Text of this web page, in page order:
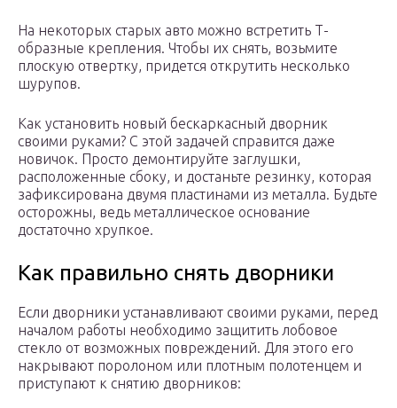
На некоторых старых авто можно встретить Т-
образные крепления. Чтобы их снять, возьмите
плоскую отвертку, придется открутить несколько
шурупов.
Как установить новый бескаркасный дворник
своими руками? С этой задачей справится даже
новичок. Просто демонтируйте заглушки,
расположенные сбоку, и достаньте резинку, которая
зафиксирована двумя пластинами из металла. Будьте
осторожны, ведь металлическое основание
достаточно хрупкое.
Как правильно снять дворники
Если дворники устанавливают своими руками, перед
началом работы необходимо защитить лобовое
стекло от возможных повреждений. Для этого его
накрывают поролоном или плотным полотенцем и
приступают к снятию дворников: